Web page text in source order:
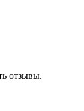
отзывы.